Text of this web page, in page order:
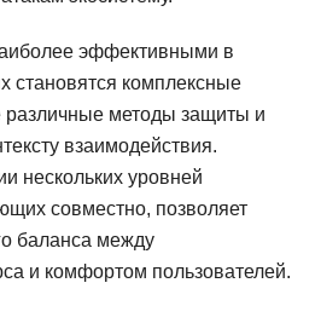
эффективными в
становятся комплексные
методы защиты и
взаимодействия.
нескольких уровней
совместно, позволяет
баланса между
и комфортом пользователей.